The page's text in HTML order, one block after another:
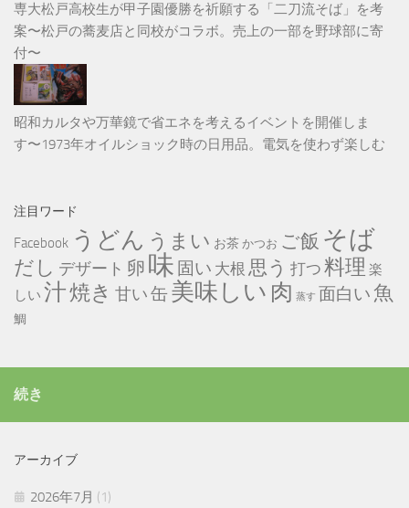
専大松戸高校生が甲子園優勝を祈願する「二刀流そば」を考
案〜松戸の蕎麦店と同校がコラボ。売上の一部を野球部に寄
付〜
昭和カルタや万華鏡で省エネを考えるイベントを開催しま
す〜1973年オイルショック時の日用品。電気を使わず楽しむ
注目ワード
Facebook うどん うまい お茶 かつお ご飯 そば
だし デザート 卵 味 固い 大根 思う 打つ 料理 楽
しい 汁焼き 甘い缶美味しい 肉 蒸す 面白い 魚
鯛
続き
アーカイブ
2026年7月 (1)